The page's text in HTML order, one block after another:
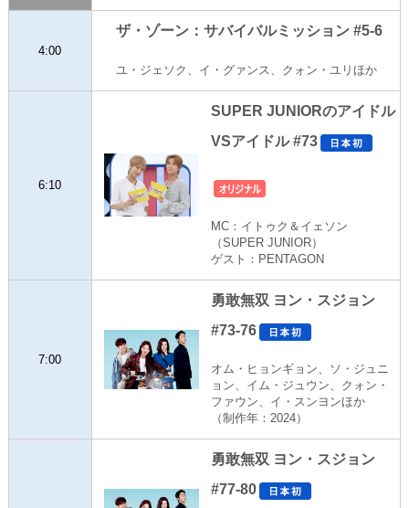
4:00
ザ・ゾーン：サバイバルミッション #5-6
ユ・ジェソク、イ・グァンス、クォン・ユリほか
6:10
SUPER JUNIORのアイドル
VSアイドル #73
MC：イトゥク＆イェソン
（SUPER JUNIOR）
ゲスト：PENTAGON
7:00
勇敢無双 ヨン・スジョン
#73-76
オム・ヒョンギョン、ソ・ジュニ
ョン、イム・ジュウン、クォン・
ファウン、イ・スンヨンほか
（制作年：2024）
勇敢無双 ヨン・スジョン
#77-80